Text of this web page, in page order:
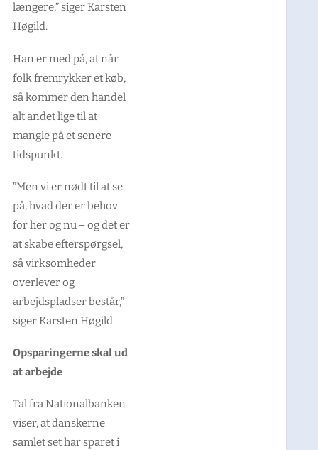
længere,” siger Karsten
Høgild.
Han er med på, at når
folk fremrykker et køb,
så kommer den handel
alt andet lige til at
mangle på et senere
tidspunkt.
”Men vi er nødt til at se
på, hvad der er behov
for her og nu – og det er
at skabe efterspørgsel,
så virksomheder
overlever og
arbejdspladser består,”
siger Karsten Høgild.
Opsparingerne skal ud
at arbejde
Tal fra Nationalbanken
viser, at danskerne
samlet set har sparet i